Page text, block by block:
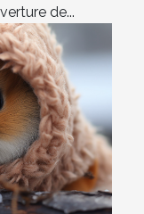
de...